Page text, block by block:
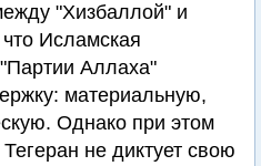
"Хизбаллой" и
Исламская
Аллаха"
материальную,
Однако при этом
не диктует свою